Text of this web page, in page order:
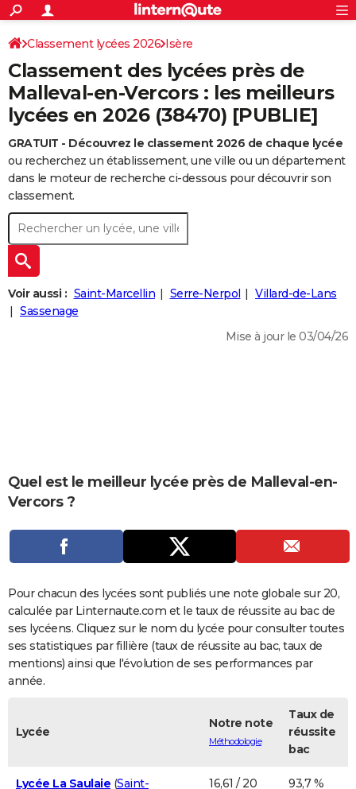
ACTUALITÉS
Politique
Société
Faits Divers
Education
Monde
Villes
+
SPORT
Coupe du monde 2026
Football
Tennis
Cyclisme
Rugby
Forum
CULTURE
Programme TV
TNT
Streaming
Cinéma
Sorties cinéma
Musique
+FINANCE
Retraite
Impôts
Epargne
Immobilier
Risques naturels par ville
Banque
Assurance
Crédit
AUTO
Essais
Réserver un essai
Citadines
Berlines
SUV
Forum auto
+
HIGH-TECH
BRICOLAGE
Forum
Aménagement intérieur
Extérieur
Cuisine
Salle de bains
Jardinage
Rangement
+WEEK-END
Guides de France
Escapades
Patrimoine
Expositions
Musées
Week-end nature
+
LIFESTYLE
Art de vivre
Bien-être
Loisirs
Mode
Modes de vie
SANTE
Carte de Noël
Carte Bonne année
Carte Saint-Valentin
Carte Pâques
Carte d'anniversaire
DICTIONNAIRE
Dictionnaire
Biographies
Citations
Expressions
Proverbes
PROGRAMME TV
S'inscrire
Se connecter
Lycées
Collèges
Primaires
Universités
Entreprises
Service militaire
Avis de recherche
AVIS DE DÉCÈS
FORUM
Bricolage
Lifestyle
Culture
Sport
Auto
Television
Voyage
Cinema
S'inscrire
Connexion
Classement lycées 2026 Isère
Classement des lycées près de
Malleval-en-Vercors : les meilleurs
lycées en 2026 (38470) [PUBLIE]
GRATUIT - Découvrez le classement 2026 de chaque lycée
ou recherchez un établissement, une ville ou un département
dans le moteur de recherche ci-dessous pour découvrir son
classement.
Voir aussi : Saint-Marcellin Serre-Nerpol
Villard-de-Lans
Sassenage
Mise à jour le 03/04/26
Quel est le meilleur lycée près de Malleval-en-
Vercors ?
Pour chacun des lycées sont publiés une note globale sur 20,
calculée par Linternaute.com et le taux de réussite au bac de
ses lycéens. Cliquez sur le nom du lycée pour consulter toutes
ses statistiques par fillière (taux de réussite au bac, taux de
mentions) ainsi que l'évolution de ses performances par
année.
Lycée
Notre note
Méthodologie
Taux de
réussite
bac
Lycée La Saulaie (Saint-
16,61 / 20 93,7 %